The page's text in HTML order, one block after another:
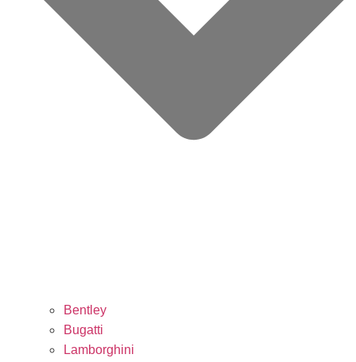
Bentley
Bugatti
Lamborghini